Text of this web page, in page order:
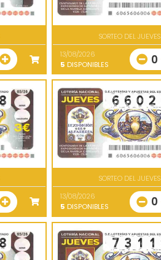
SORTEO DEL JUEVES
13/08/2026
5 DISPONIBLES 0
SORTEO DEL JUEVES
13/08/2026
5 DISPONIBLES 0